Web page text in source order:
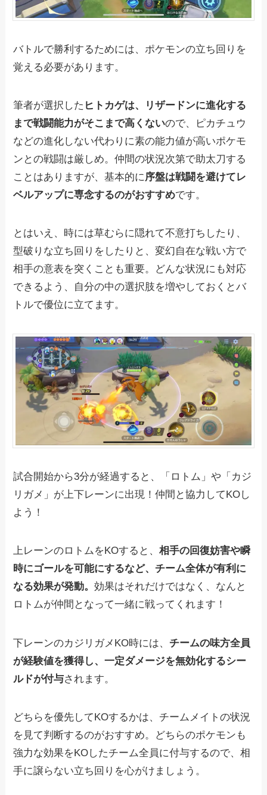
バトルで勝利するためには、ポケモンの立ち回りを
覚える必要があります。
筆者が選択した ヒトカゲは、リザードンに進化する
まで戦闘能力がそこまで高くないので、ピカチュウ
などの進化しない代わりに素の能力値が高いポケモ
ンとの戦闘は厳しめ。仲間の状況次第で助太刀する
ことはありますが、基本的に 序盤は戦闘を避けてレ
ベルアップに専念するのがおすすめです。
とはいえ、時には草むらに隠れて不意打ちしたり、
型破りな立ち回りをしたりと、変幻自在な戦い方で
相手の意表を突くことも重要。どんな状況にも対応
できるよう、自分の中の選択肢を増やしておくとバ
トルで優位に立てます。
試合開始から3分が経過すると、「ロトム」や「カジ
リガメ」が上下レーンに出現！仲間と協力してKOし
よう！
上レーンのロトムをKOすると、相手の回復妨害や瞬
時にゴールを可能にするなど、チーム全体が有利に
なる効果が発動。効果はそれだけではなく、なんと
ロトムが仲間となって一緒に戦ってくれます！
下レーンのカジリガメKO時には、チームの味方全員
が経験値を獲得し、一定ダメージを無効化するシー
ルドが付与されます。
どちらを優先してKOするかは、チームメイトの状況
を見て判断するのがおすすめ。どちらのポケモンも
強力な効果をKOしたチーム全員に付与するので、相
手に譲らない立ち回りを心がけましょう。